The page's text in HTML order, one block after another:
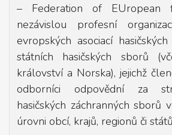
– Federation of EUropean
nezávislou profesní
evropských asociací
státních hasičských sborů
království a Norska), jejichž
odborníci odpovědní za
hasičských záchranných sborů
úrovni obcí, krajů, regionů či